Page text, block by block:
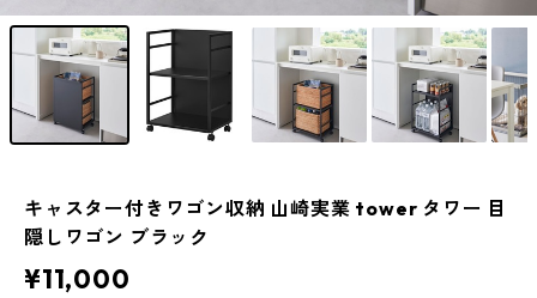
キャスター付きワゴン収納 山崎実業 tower タワー 目
隠しワゴン ブラック
¥11,000